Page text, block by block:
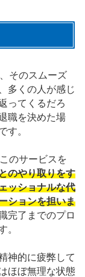
そのスムーズ
多くの人が感じ
ってくるだろ
職を決めた場
す。
のサービスを
のやり取りをす
ッショナルな代
ションを担いま
完了までのプロ
。
神的に疲弊して
ほぼ無理な状態